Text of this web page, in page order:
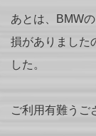
あとは、BMW
損がありました
した。
ご利用有難う